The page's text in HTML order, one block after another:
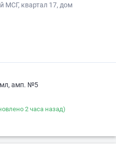
МСГ, квартал 17, дом
мл, амп. №5
2 часа назад)